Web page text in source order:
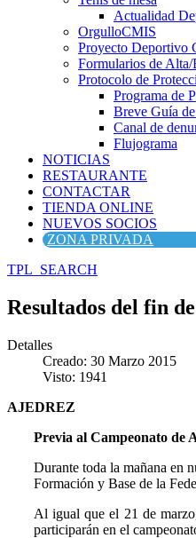
Actualidad
OrgulloCMIS
Proyecto Deportivo
Formularios de Alta/
Protocolo de
Programa de
Breve Guía
Canal de
Flujograma
NOTICIAS
RESTAURANTE
CONTACTAR
TIENDA ONLINE
NUEVOS SOCIOS
ZONA PRIVADA
TPL_SEARCH
Resultados del fin
Detalles
Creado: 30 Marzo 2015
Visto: 1941
AJEDREZ
Previa al Campeonato de
Durante toda la mañana en
Formación y Base de la
Al igual que el 21 de
participarán en el